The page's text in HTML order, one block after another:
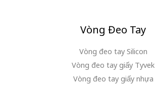
Vòng Đeo Tay
Vòng đeo tay Silicon
Vòng đeo tay giấy Tyvek
Vòng đeo tay giấy nhựa